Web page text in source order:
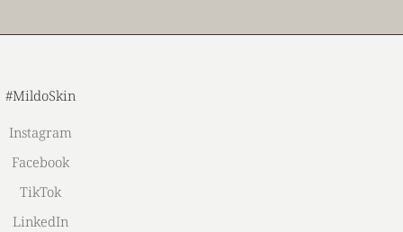
#MildoSkin
Instagram
Facebook
TikTok
LinkedIn